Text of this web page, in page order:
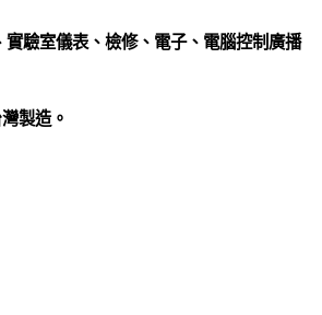
驗室儀表、檢修、電子、電腦控制廣播
製造。